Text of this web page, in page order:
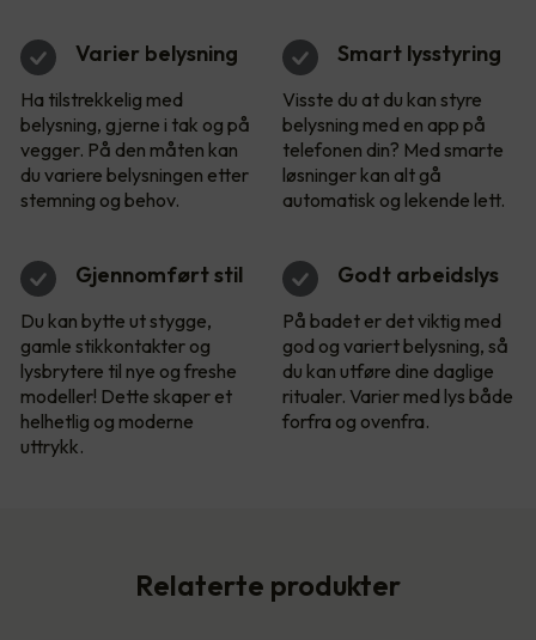
Varier belysning
Ha tilstrekkelig med
belysning, gjerne i tak og på
vegger. På den måten kan
du variere belysningen etter
stemning og behov.
Smart lysstyring
Visste du at du kan styre
belysning med en app på
telefonen din? Med smarte
løsninger kan alt gå
automatisk og lekende lett.
Gjennomført stil
Du kan bytte ut stygge,
gamle stikkontakter og
lysbrytere til nye og freshe
modeller! Dette skaper et
helhetlig og moderne
uttrykk.
Godt arbeidslys
På badet er det viktig med
god og variert belysning, så
du kan utføre dine daglige
ritualer. Varier med lys både
forfra og ovenfra.
Relaterte produkter